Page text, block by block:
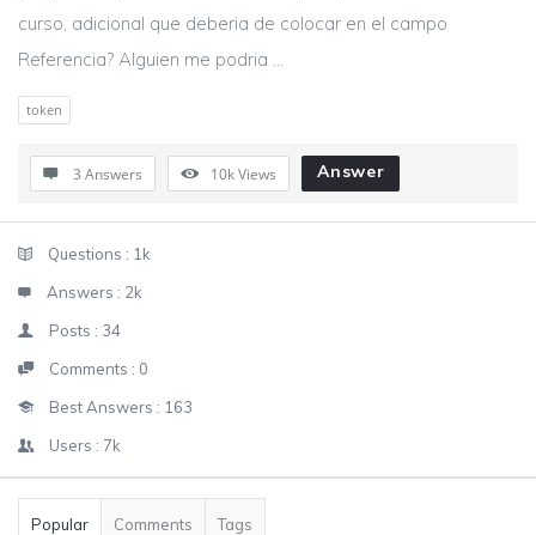
curso, adicional que deberia de colocar en el campo
Referencia? Alguien me podria ...
token
3 Answers 10kViews Answer
StatsQuestions : 1k
Answers : 2k
Posts : 34
Comments : 0
Best Answers : 163
Users : 7k
Popular Comments Tags